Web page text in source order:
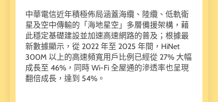
中華電信近年積極佈局涵蓋海纜、陸纜、低軌衛
星及空中傳輸的「海地星空」多層備援架構，藉
此穩定基礎建設並加速高速網路的普及；根據最
新數據顯示，從 2022 年至 2025 年間，HiNet
300M 以上的高速頻寬用戶比例已經從 27% 大幅
成長至 46%，同時 Wi-Fi 全屋通的滲透率也呈現
翻倍成長，達到 54%。